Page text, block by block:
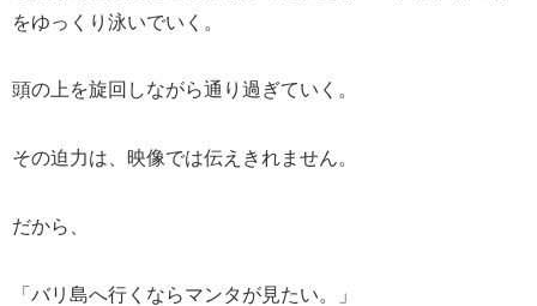
をゆっくり泳いでいく。
頭の上を旋回しながら通り過ぎていく。
その迫力は、映像では伝えきれません。
だから、
「バリ島へ行くならマンタが見たい。」